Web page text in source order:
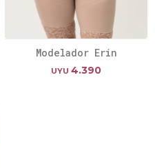
Modelador Erin
UYU 4.390